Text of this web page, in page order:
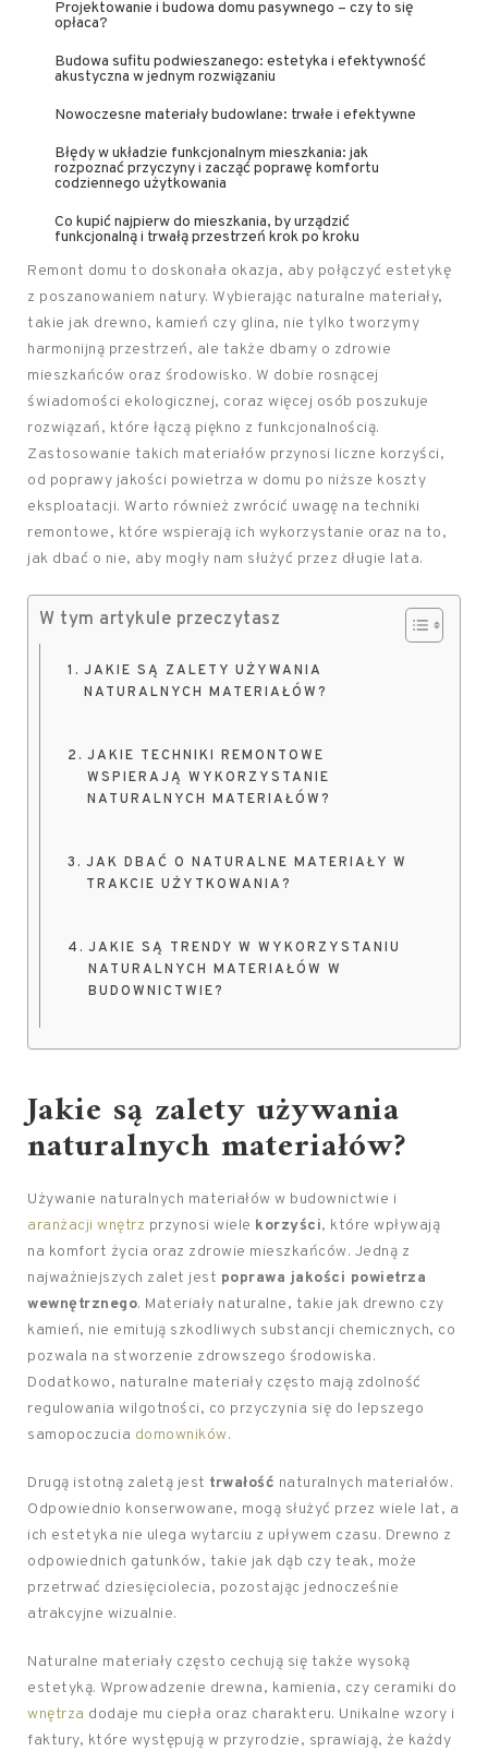
Projektowanie i budowa domu pasywnego – czy to się
opłaca?
Budowa sufitu podwieszanego: estetyka i efektywność
akustyczna w jednym rozwiązaniu
Nowoczesne materiały budowlane: trwałe i efektywne
Błędy w układzie funkcjonalnym mieszkania: jak
rozpoznać przyczyny i zacząć poprawę komfortu
codziennego użytkowania
Co kupić najpierw do mieszkania, by urządzić
funkcjonalną i trwałą przestrzeń krok po kroku
Remont domu to doskonała okazja, aby połączyć estetykę
z poszanowaniem natury. Wybierając naturalne materiały,
takie jak drewno, kamień czy glina, nie tylko tworzymy
harmonijną przestrzeń, ale także dbamy o zdrowie
mieszkańców oraz środowisko. W dobie rosnącej
świadomości ekologicznej, coraz więcej osób poszukuje
rozwiązań, które łączą piękno z funkcjonalnością.
Zastosowanie takich materiałów przynosi liczne korzyści,
od poprawy jakości powietrza w domu po niższe koszty
eksploatacji. Warto również zwrócić uwagę na techniki
remontowe, które wspierają ich wykorzystanie oraz na to,
jak dbać o nie, aby mogły nam służyć przez długie lata.
W tym artykule przeczytasz
JAKIE SĄ ZALETY UŻYWANIA
NATURALNYCH MATERIAŁÓW?
JAKIE TECHNIKI REMONTOWE
WSPIERAJĄ WYKORZYSTANIE
NATURALNYCH MATERIAŁÓW?
JAK DBAĆ O NATURALNE MATERIAŁY W
TRAKCIE UŻYTKOWANIA?
JAKIE SĄ TRENDY W WYKORZYSTANIU
NATURALNYCH MATERIAŁÓW W
BUDOWNICTWIE?
Jakie są zalety używania
naturalnych materiałów?
Używanie naturalnych materiałów w budownictwie i
aranżacji wnętrz przynosi wiele korzyści, które wpływają
na komfort życia oraz zdrowie mieszkańców. Jedną z
najważniejszych zalet jest poprawa jakości powietrza
wewnętrznego. Materiały naturalne, takie jak drewno czy
kamień, nie emitują szkodliwych substancji chemicznych, co
pozwala na stworzenie zdrowszego środowiska.
Dodatkowo, naturalne materiały często mają zdolność
regulowania wilgotności, co przyczynia się do lepszego
samopoczucia domowników.
Drugą istotną zaletą jest trwałość naturalnych materiałów.
Odpowiednio konserwowane, mogą służyć przez wiele lat, a
ich estetyka nie ulega wytarciu z upływem czasu. Drewno z
odpowiednich gatunków, takie jak dąb czy teak, może
przetrwać dziesięciolecia, pozostając jednocześnie
atrakcyjne wizualnie.
Naturalne materiały często cechują się także wysoką
estetyką. Wprowadzenie drewna, kamienia, czy ceramiki do
wnętrza dodaje mu ciepła oraz charakteru. Unikalne wzory i
faktury, które występują w przyrodzie, sprawiają, że każdy